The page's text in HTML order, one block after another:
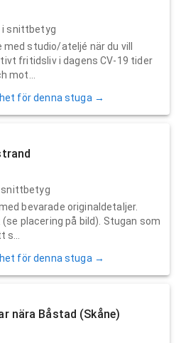
i snittbetyg
studio/ateljé när du vill
fritidsliv i dagens CV-19 tider
mot...
för denna stuga →
snittbetyg
bevarade originaldetaljer.
placering på bild). Stugan som
för denna stuga →
nära Båstad (Skåne)